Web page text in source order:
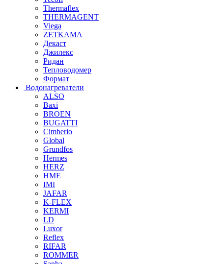
Thermaflex
THERMAGENT
Viega
ZETKAMA
Декаст
Джилекс
Ридан
Тепловодомер
Формат
Водонагреватели
ALSO
Baxi
BROEN
BUGATTI
Cimberio
Global
Grundfos
Hermes
HERZ
HME
IMI
JAFAR
K-FLEX
KERMI
LD
Luxor
Reflex
RIFAR
ROMMER